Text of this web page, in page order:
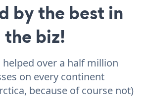
by the best in
the biz!
helped over a half million
on every continent
because of course not)